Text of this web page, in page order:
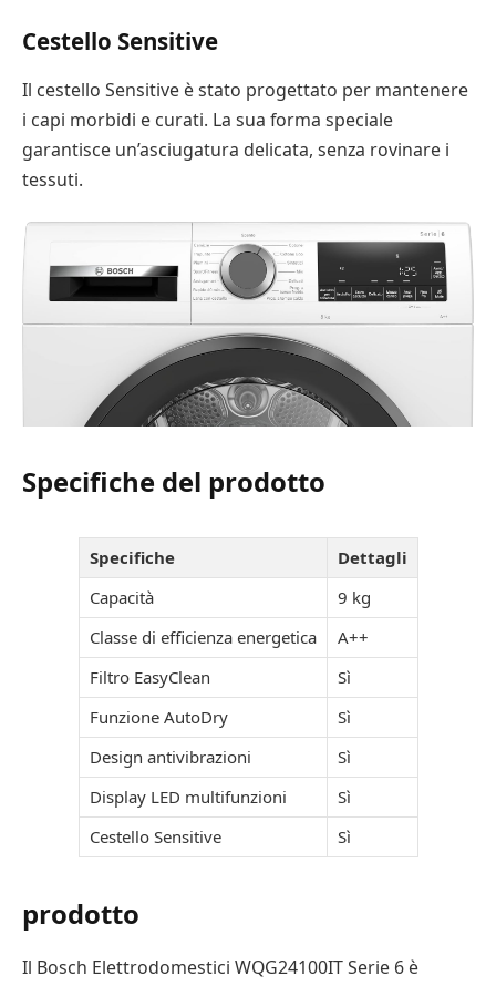
Cestello Sensitive
Il cestello Sensitive è stato progettato per mantenere
i capi morbidi e curati. La sua forma speciale
garantisce un’asciugatura delicata, senza rovinare i
tessuti.
Specifiche del prodotto
Specifiche
Dettagli
Capacità
9 kg
Classe di efficienza energetica
A++
Filtro EasyClean
Sì
Funzione AutoDry
Sì
Design antivibrazioni
Sì
Display LED multifunzioni
Sì
Cestello Sensitive
Sì
prodotto
Il Bosch Elettrodomestici WQG24100IT Serie 6 è